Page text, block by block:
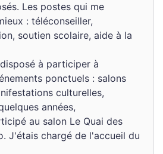
Les postes qui me
: téléconseiller,
soutien scolaire, aide à la
à participer à
ponctuels : salons
culturelles,
années,
au salon Le Quai des
J'étais chargé de l'accueil du